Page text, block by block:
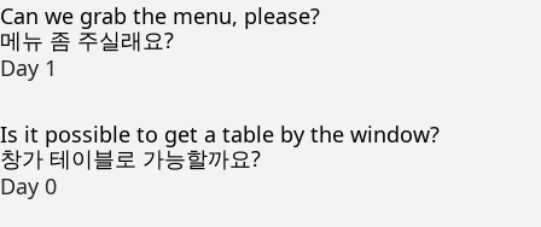
Can we grab the menu, please?
메뉴 좀 주실래요?
Day 1
Is it possible to get a table by the window?
창가 테이블로 가능할까요?
Day 0